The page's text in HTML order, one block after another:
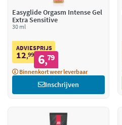
Easyglide Orgasm Intense Gel
Extra Sensitive
30 ml
ADVIESPRIJS
12,99 6,79
Binnenkort weer leverbaar
Inschrijven